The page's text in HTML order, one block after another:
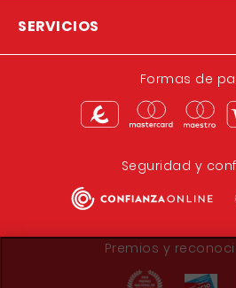
SERVICIOS
Formas de
Seguridad y
Premios y